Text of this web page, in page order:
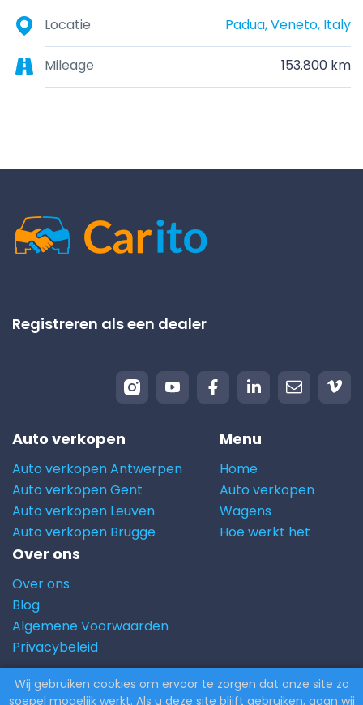
Locatie Padua, Veneto, Italy
Mileage 153.800 km
Registreren als een dealer
Auto verkopen
Auto verkopen Antwerpen
Auto verkopen Gent
Auto verkopen Leuven
Auto verkopen Brugge
Menu
Home
Auto verkopen
Wagens
Hoe werkt het
Over ons
Over ons
Blog
Algemene Voorwaarden
Privacybeleid
© 2026 Carito.com. | Alle rechten voorbehouden |
Wij gebruiken cookies om ervoor te zorgen dat onze site zo
soepel mogelijk werkt. Als u deze site blijft gebruiken, gaan wij